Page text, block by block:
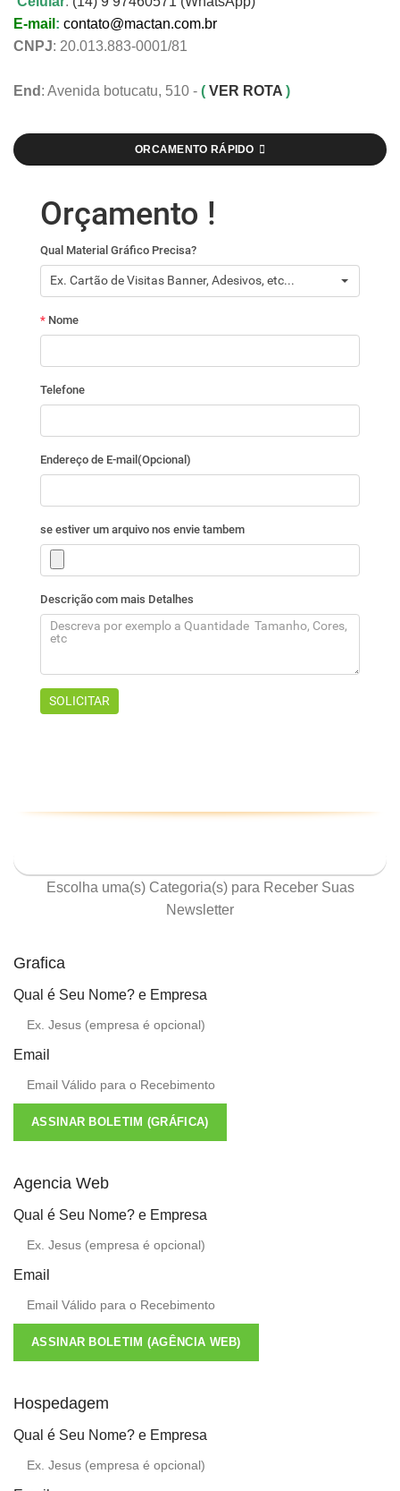
E-mail : contato@mactan.com.br
CNPJ: 20.013.883-0001/81
End : Avenida botucatu, 510 - ( VER ROTA )
ORCAMENTO RÁPIDO
Escolha uma(s) Categoria(s) para Receber Suas
Newsletter
Grafica
Qual é Seu Nome? e Empresa
Email
ASSINAR BOLETIM (GRÁFICA)
Agencia Web
Qual é Seu Nome? e Empresa
Email
ASSINAR BOLETIM (AGÊNCIA WEB)
Hospedagem
Qual é Seu Nome? e Empresa